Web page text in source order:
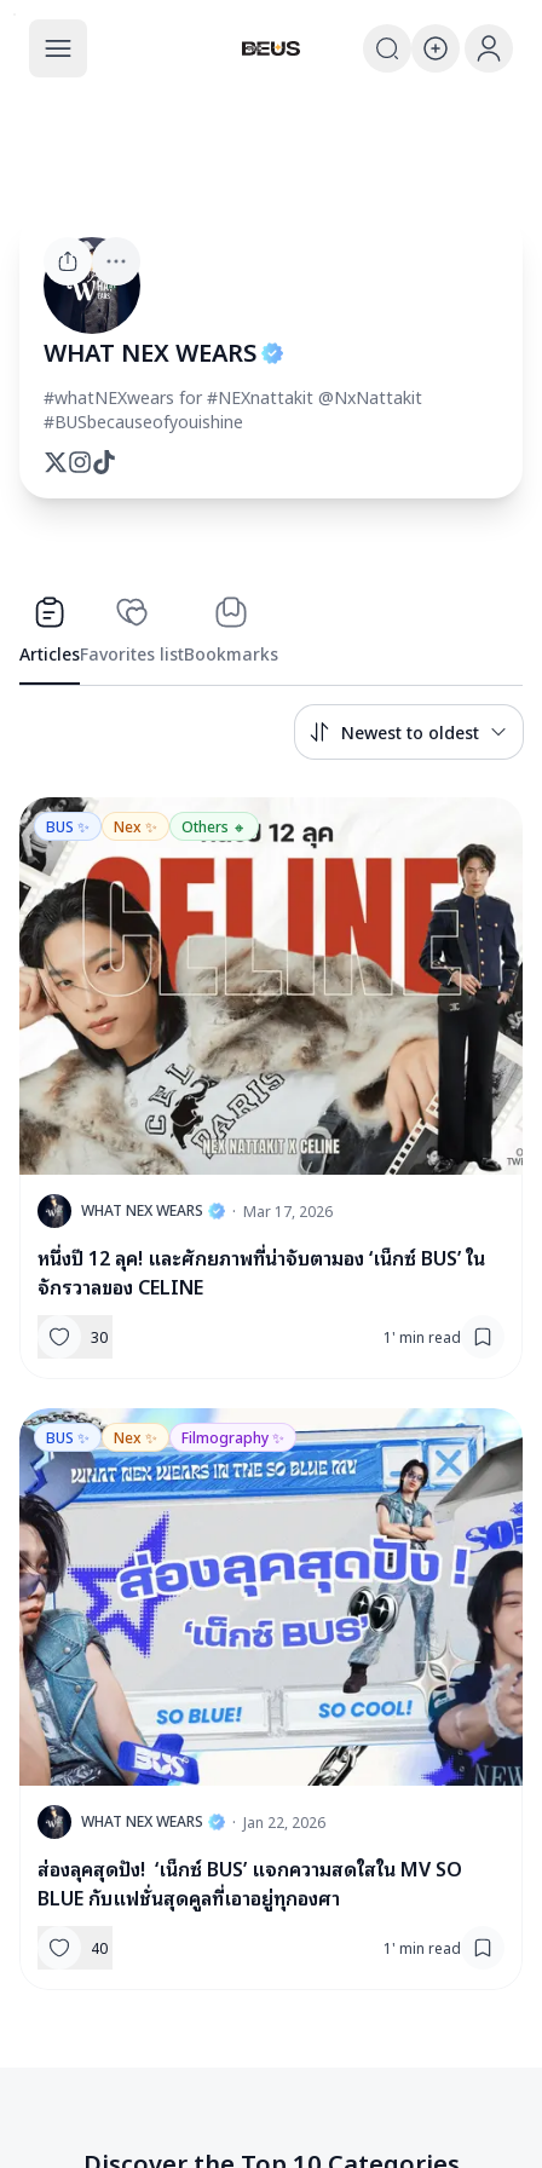
The BEUS
The BEUS - แหล่งรวมชุมชนแฟนค
W
WHAT NEX WEARS
#whatNEXwears for #NEXnattakit @NxNattakit
#BUSbecauseofyouishine
ArticlesFavorites listBookmarks
Newest to oldest
BUS ✨ Nex ✨ Others 🔸
W WHAT NEX WEARS · Mar 17, 2026
หนึ่งปี 12 ลุค! และศักยภาพที่น่าจับตามอง ‘เน็กซ์ BUS’ ใน
จักรวาลของ CELINE
30 1' min read
BUS ✨ Nex ✨ Filmography ✨
W WHAT NEX WEARS · Jan 22, 2026
ส่องลุคสุดปัง! ‘เน็กซ์ BUS’ แจกความสดใสใน MV SO
BLUE กับแฟชั่นสุดคูลที่เอาอยู่ทุกองศา
40 1' min read